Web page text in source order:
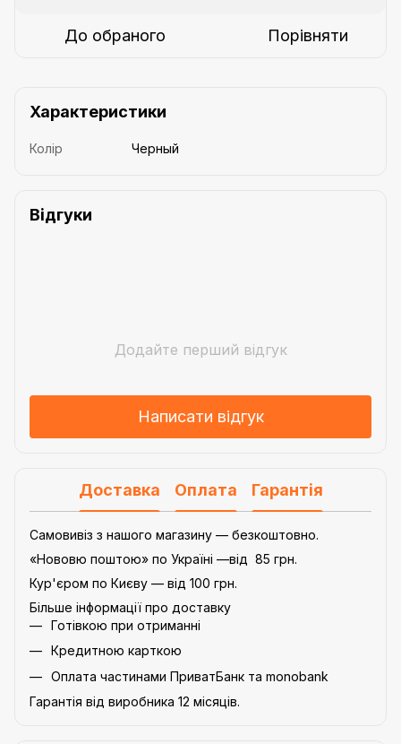
До обраного Порівняти
Характеристики
Колір Черный
Відгуки
Додайте перший відгук
Написати відгук
Доставка Оплата Гарантія
Самовивіз з нашого магазину — безкоштовно.
«Нововю поштою» по Україні —від 85 грн.
Кур'єром по Києву — від 100 грн.
Більше інформації про доставку
Готівкою при отриманні
Кредитною карткою
Оплата частинами ПриватБанк та monobank
Гарантія від виробника 12 місяців.